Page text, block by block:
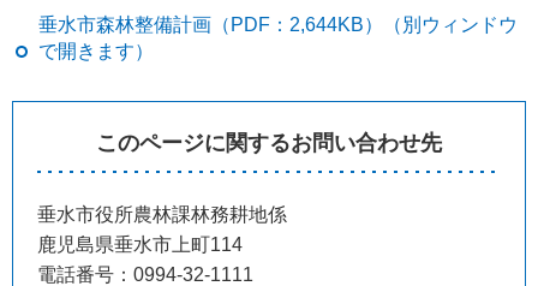
垂水市森林整備計画（PDF：2,644KB）（別ウィンドウ
で開きます）
このページに関するお問い合わせ先
垂水市役所農林課林務耕地係
鹿児島県垂水市上町114
電話番号：0994-32-1111